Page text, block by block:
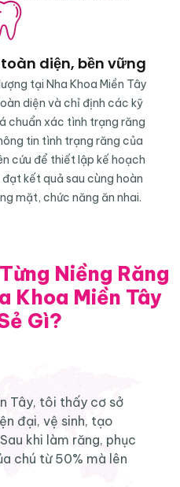
diện, bền vững
tại Nha Khoa Miền Tây
diện và chỉ định các kỹ
chuẩn xác tình trạng răng
tin tình trạng răng của
cứu để thiết lập kế hoạch
kết quả sau cùng hoàn
mặt, chức năng ăn nhai.
Niềng Răng
Khoa Miền Tây
Gì?
Tây, tôi thấy cơ sở
đại, vệ sinh, tạo
khi làm răng, phục
chú từ 50% mà lên